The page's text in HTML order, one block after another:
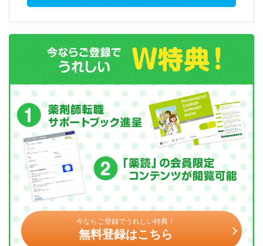
今ならご登録でうれしい特典！
無料登録はこちら